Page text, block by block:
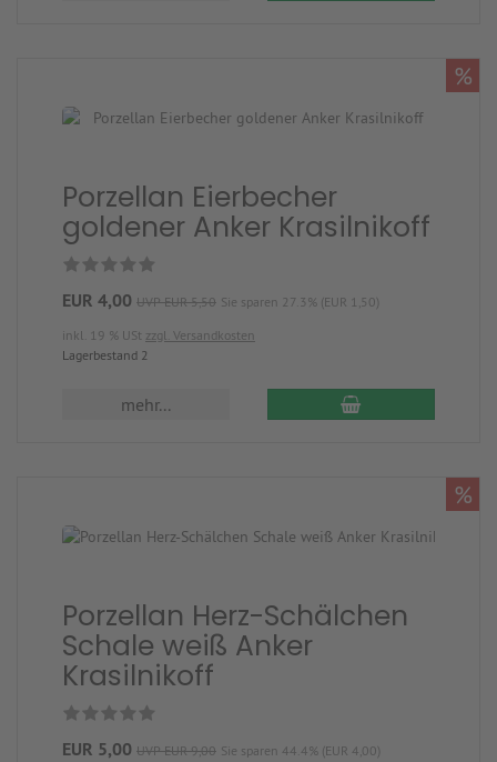
Porzellan Eierbecher
goldener Anker Krasilnikoff
EUR 4,00 UVP EUR 5,50 Sie sparen 27.3% (EUR 1,50)
inkl. 19 % USt zzgl. Versandkosten
Lagerbestand 2
mehr...
%
Porzellan Herz-Schälchen
Schale weiß Anker
Krasilnikoff
EUR 5,00 UVP EUR 9,00 Sie sparen 44.4% (EUR 4,00)
%